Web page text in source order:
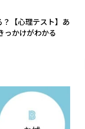
【心理テスト】あ
っかけがわかる